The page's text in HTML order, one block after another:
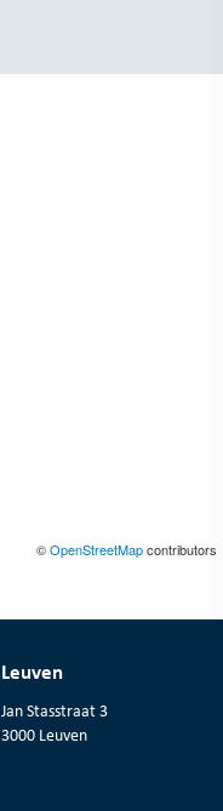
©OpenStreetMapcontributors
Leuven
Jan Stasstraat 3
3000 Leuven